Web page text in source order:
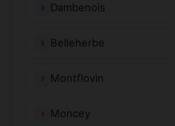
Dambenois
Belleherbe
Montflovin
Moncey